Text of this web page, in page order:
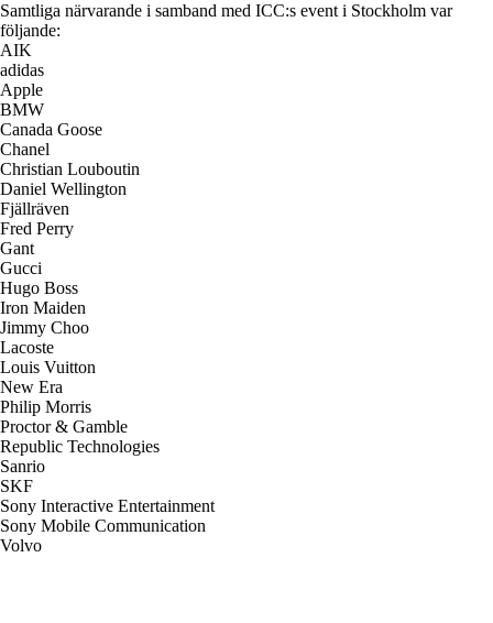
Samtliga närvarande i samband med ICC:s event i Stockholm var
följande:
AIK
adidas
Apple
BMW
Canada Goose
Chanel
Christian Louboutin
Daniel Wellington
Fjällräven
Fred Perry
Gant
Gucci
Hugo Boss
Iron Maiden
Jimmy Choo
Lacoste
Louis Vuitton
New Era
Philip Morris
Proctor & Gamble
Republic Technologies
Sanrio
SKF
Sony Interactive Entertainment
Sony Mobile Communication
Volvo